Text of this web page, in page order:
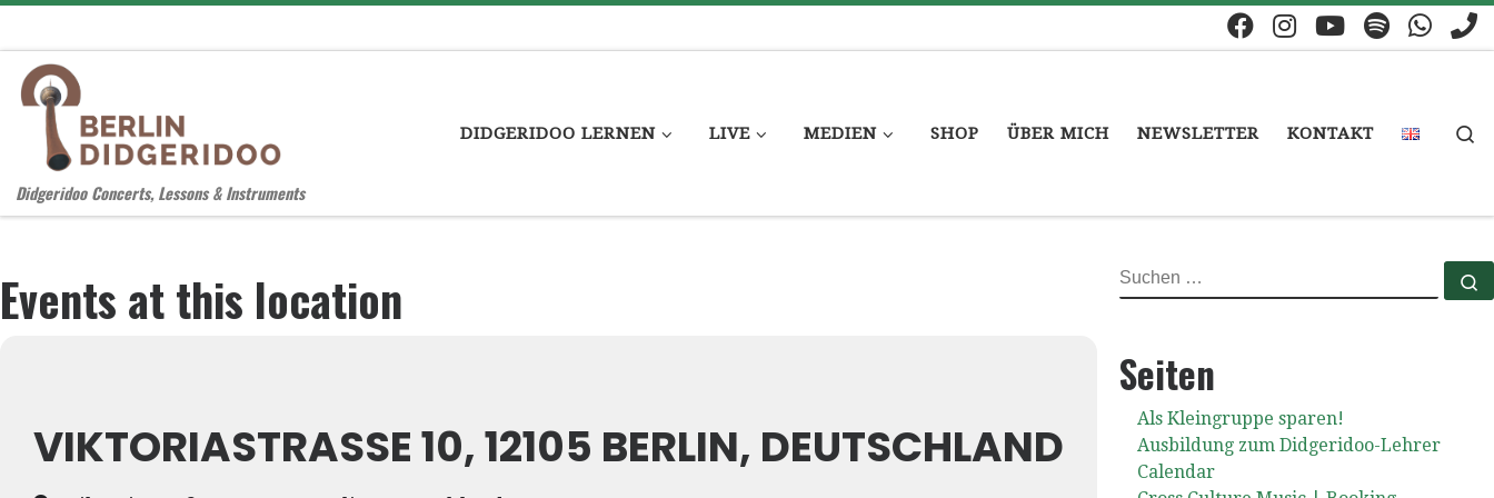
Didgeridoo Concerts, Lessons & Instruments
DIDGERIDOO LERNEN LIVE MEDIEN SHOP ÜBER MICH NEWSLETTER KONTAKT
Events at this location
VIKTORIASTRASSE 10, 12105 BERLIN, DEUTSCHLAND
SUCHE
Seiten
Als Kleingruppe sparen!
Ausbildung zum Didgeridoo-Lehrer
Calendar